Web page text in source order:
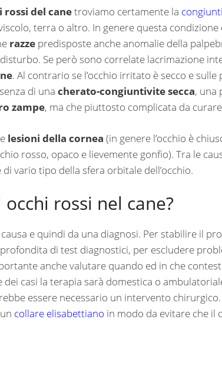
rossi del canetroviamo certamente la
terra o altro. In genere questa condizione
razze predisposte anche anomalie della
Se però sono correlate lacrimazione
. Al contrario se l’occhio irritato è secco e
di una cherato-congiuntivite secca, una
zampe, ma che piuttosto complicata da
lesioni della cornea (in genere l’occhio è
rosso, opaco e lievemente gonfio). Tra le
vario tipo della sfera orbitale dell’occhio.
rossi nel cane?
e quindi da una diagnosi. Per stabilire il
di test diagnostici, per escludere
anche valutare quando ed in che
dei casi la terapia sarà domestica o
essere necessario un intervento
collare elisabettiano in modo da evitare che il